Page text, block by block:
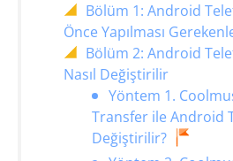
Bölüm 1: Android
Önce Yapılması
Bölüm 2: Android
Nasıl Değiştirilir
Yöntem 1.
Transfer ile Android
Değiştirilir?